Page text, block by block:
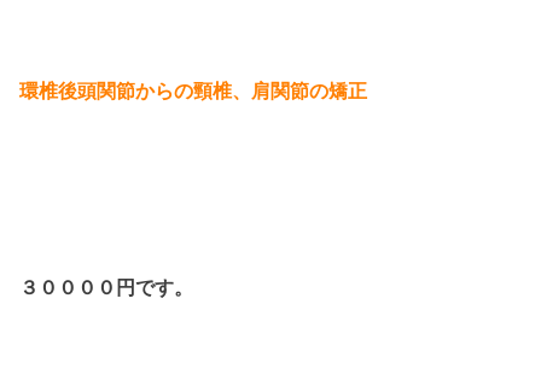
環椎後頭関節からの頸椎、肩関節の矯正
３００００円です。